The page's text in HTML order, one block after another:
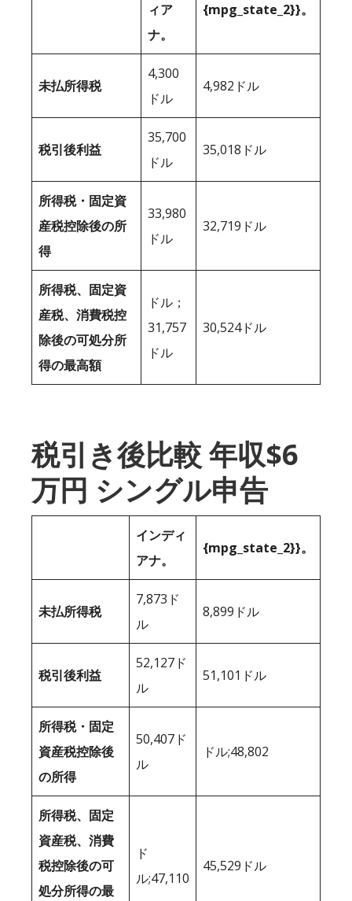
ィア
ナ。
{mpg_state_2}}。
未払所得税
4,300
ドル
4,982ドル
税引後利益
35,700
ドル
35,018ドル
所得税・固定資
産税控除後の所
得
33,980
ドル
32,719ドル
所得税、固定資
産税、消費税控
除後の可処分所
得の最高額
ドル；
31,757
ドル
30,524ドル
税引き後比較 年収$6
万円 シングル申告
インディ
アナ。
{mpg_state_2}}。
未払所得税
7,873ド
ル
8,899ドル
税引後利益
52,127ド
ル
51,101ドル
所得税・固定
資産税控除後
の所得
50,407ド
ル
ドル;48,802
所得税、固定
資産税、消費
税控除後の可
処分所得の最
ド
ル;47,110
45,529ドル